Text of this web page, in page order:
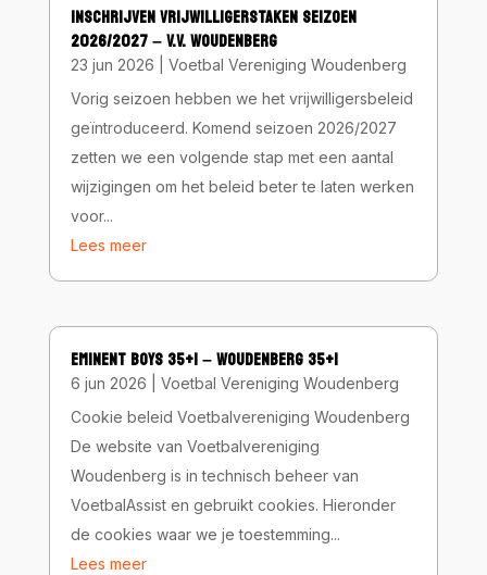
INSCHRIJVEN VRIJWILLIGERSTAKEN SEIZOEN
2026/2027 – V.V. WOUDENBERG
23 jun 2026
Voetbal Vereniging Woudenberg
Vorig seizoen hebben we het vrijwilligersbeleid
geïntroduceerd. Komend seizoen 2026/2027
zetten we een volgende stap met een aantal
wijzigingen om het beleid beter te laten werken
voor...
Lees meer
EMINENT BOYS 35+1 – WOUDENBERG 35+1
6 jun 2026
Voetbal Vereniging Woudenberg
Cookie beleid Voetbalvereniging Woudenberg
De website van Voetbalvereniging
Woudenberg is in technisch beheer van
VoetbalAssist en gebruikt cookies. Hieronder
de cookies waar we je toestemming...
Lees meer